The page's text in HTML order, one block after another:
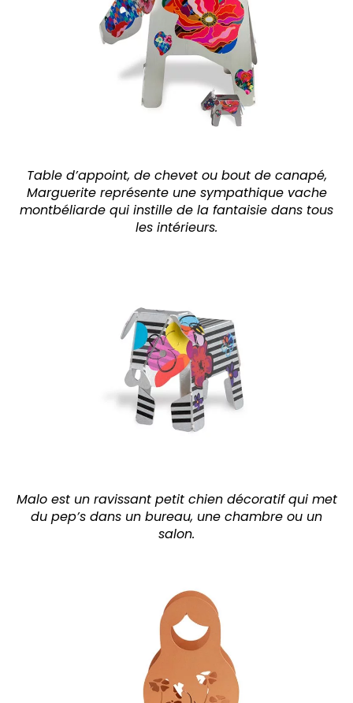
Table d’appoint, de chevet ou bout de canapé,
Marguerite représente une sympathique vache
montbéliarde qui instille de la fantaisie dans tous
les intérieurs.
Malo est un ravissant petit chien décoratif qui met
du pep’s dans un bureau, une chambre ou un
salon.